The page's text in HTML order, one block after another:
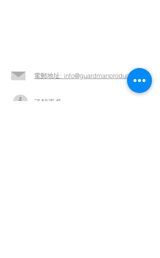
電郵地址: info@guardmanproducts.com​
了解更多 >>